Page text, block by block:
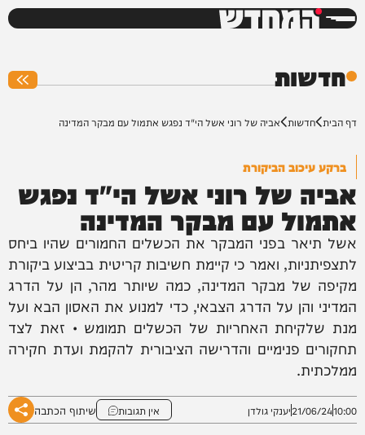
המחדש
חדשות
דף הבית חדשות אביה של רוני אשל הי"ד נפגש אתמול עם מבקר המדינה
ברקע עיכוב הביקורת
אביה של רוני אשל הי"ד נפגש
אתמול עם מבקר המדינה
אשל תיאר בפני המבקר את הכשלים החמורים שהיו ביחס
לתצפיתניות, ואמר כי קיימת חשיבות קריטית בביצוע ביקורת
מקיפה של מבקר המדינה, כמה שיותר מהר, הן על הדרג
המדיני והן על הדרג הצבאי, כדי למנוע את האסון הבא ועל
מנת שלקיחת האחריות של הכשלים תמומש • זאת לצד
תחקורים פנימיים והדרישה הציבורית להקמת ועדת חקירה
ממלכתית.
10:00
21/06/24יענקי גולדן אין תגובות שיתוף הכתבה